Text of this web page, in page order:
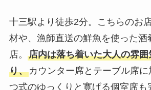
十三駅より徒歩2分。こちらのお
材や、漁師直送の鮮魚を使った酒
店。 店内は落ち着いた大人の雰
り、カウンター席とテーブル席に
つ式のゆっくりと寛げる個室席も